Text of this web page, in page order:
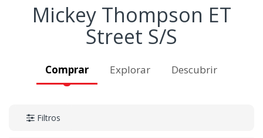
Mickey Thompson ET
Street S/S
Comprar Explorar Descubrir
Filtros